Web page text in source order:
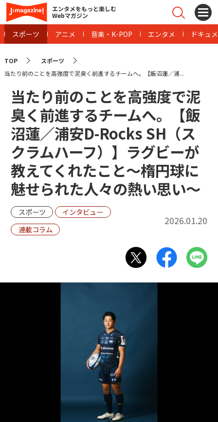
エンタメをもっと楽しむ
Webマガジン
スポーツ アニメ 音楽・K-POP エンタメ ドキュ
TOP
スポーツ
当たり前のことを高強度で泥臭く前進するチームへ。【飯沼蓮／浦...
当たり前のことを高強度で泥
臭く前進するチームへ。【飯
沼蓮／浦安D-Rocks SH（ス
クラムハーフ）】ラグビーが
教えてくれたこと～楕円球に
魅せられた人々の熱い思い～
スポーツ
インタビュー
連載コラム
2026.01.20